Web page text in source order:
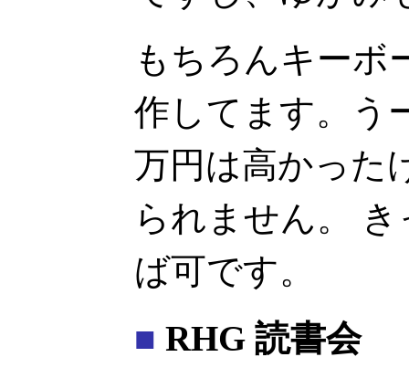
もちろんキーボ
作してます。う
万円は高かった
られません。
ば可です。
■ RHG 読書会